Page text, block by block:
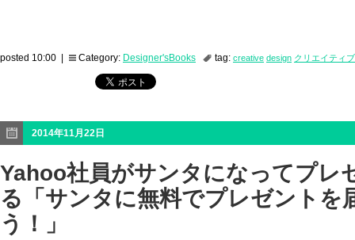
posted 10:00 | Category: Designer'sBooks tag: creative design クリエイティブ
2014年11月22日
Yahoo社員がサンタになってプレ
る「サンタに無料でプレゼントを
う！」